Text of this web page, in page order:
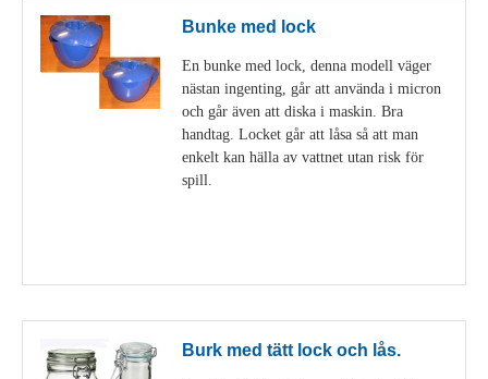
Bunke med lock
En bunke med lock, denna modell väger
nästan ingenting, går att använda i micron
och går även att diska i maskin. Bra
handtag. Locket går att låsa så att man
enkelt kan hälla av vattnet utan risk för
spill.
Burk med tätt lock och lås.